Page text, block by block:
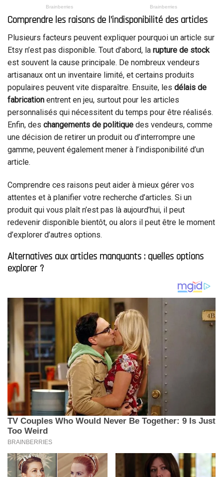
Comprendre les raisons de l’indisponibilité des articles
Plusieurs facteurs peuvent expliquer pourquoi un article sur
Etsy n’est pas disponible. Tout d’abord, la rupture de stock
est souvent la cause principale. De nombreux vendeurs
artisanaux ont un inventaire limité, et certains produits
populaires peuvent vite disparaître. Ensuite, les délais de
fabrication entrent en jeu, surtout pour les articles
personnalisés qui nécessitent du temps pour être réalisés.
Enfin, des changements de politique des vendeurs, comme
une décision de retirer un produit ou d’interrompre une
gamme, peuvent également mener à l’indisponibilité d’un
article.
Comprendre ces raisons peut aider à mieux gérer vos
attentes et à planifier votre recherche d’articles. Si un
produit qui vous plaît n’est pas là aujourd’hui, il peut
redevenir disponible bientôt, ou alors il peut être le moment
d’explorer d’autres options.
Alternatives aux articles manquants : quelles options
explorer ?